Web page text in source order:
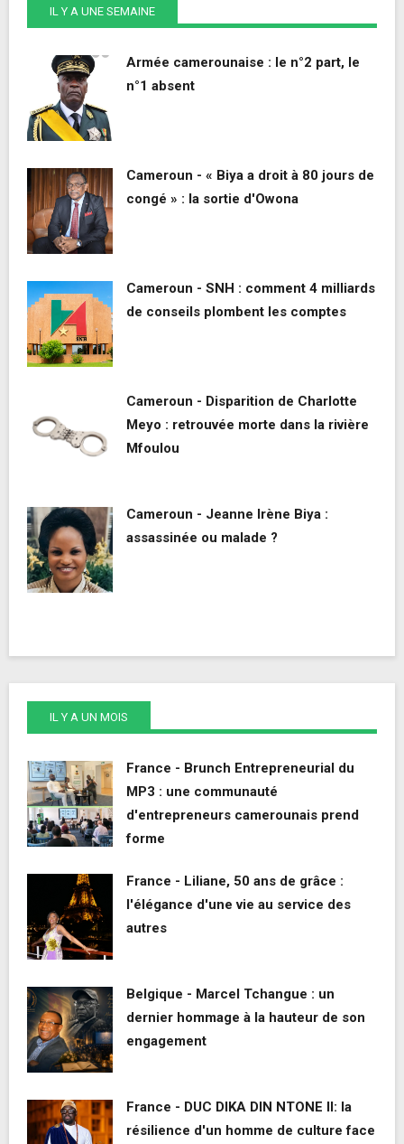
IL Y A UNE SEMAINE
Armée camerounaise : le n°2 part, le
n°1 absent
Cameroun - « Biya a droit à 80 jours de
congé » : la sortie d'Owona
Cameroun - SNH : comment 4 milliards
de conseils plombent les comptes
Cameroun - Disparition de Charlotte
Meyo : retrouvée morte dans la rivière
Mfoulou
Cameroun - Jeanne Irène Biya :
assassinée ou malade ?
IL Y A UN MOIS
France - Brunch Entrepreneurial du
MP3 : une communauté
d'entrepreneurs camerounais prend
forme
France - Liliane, 50 ans de grâce :
l'élégance d'une vie au service des
autres
Belgique - Marcel Tchangue : un
dernier hommage à la hauteur de son
engagement
France - DUC DIKA DIN NTONE II: la
résilience d'un homme de culture face